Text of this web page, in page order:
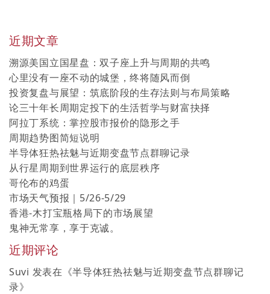
近期文章
溯源美国立国星盘：双子座上升与周期的共鸣
心里没有一座不动的城堡，终将随风而倒
投资复盘与展望：筑底阶段的生存法则与布局策略
论三十年长周期定投下的生活哲学与财富抉择
阿拉丁系统：掌控股市报价的隐形之手
周期趋势图简短说明
半导体狂热祛魅与近期变盘节点群聊记录
从行星周期到世界运行的底层秩序
哥伦布的鸡蛋
市场天气预报｜5/26-5/29
香港-木打宝瓶格局下的市场展望
鬼神无常享，享于克诚。
近期评论
Suvi 发表在《半导体狂热祛魅与近期变盘节点群聊记
录》